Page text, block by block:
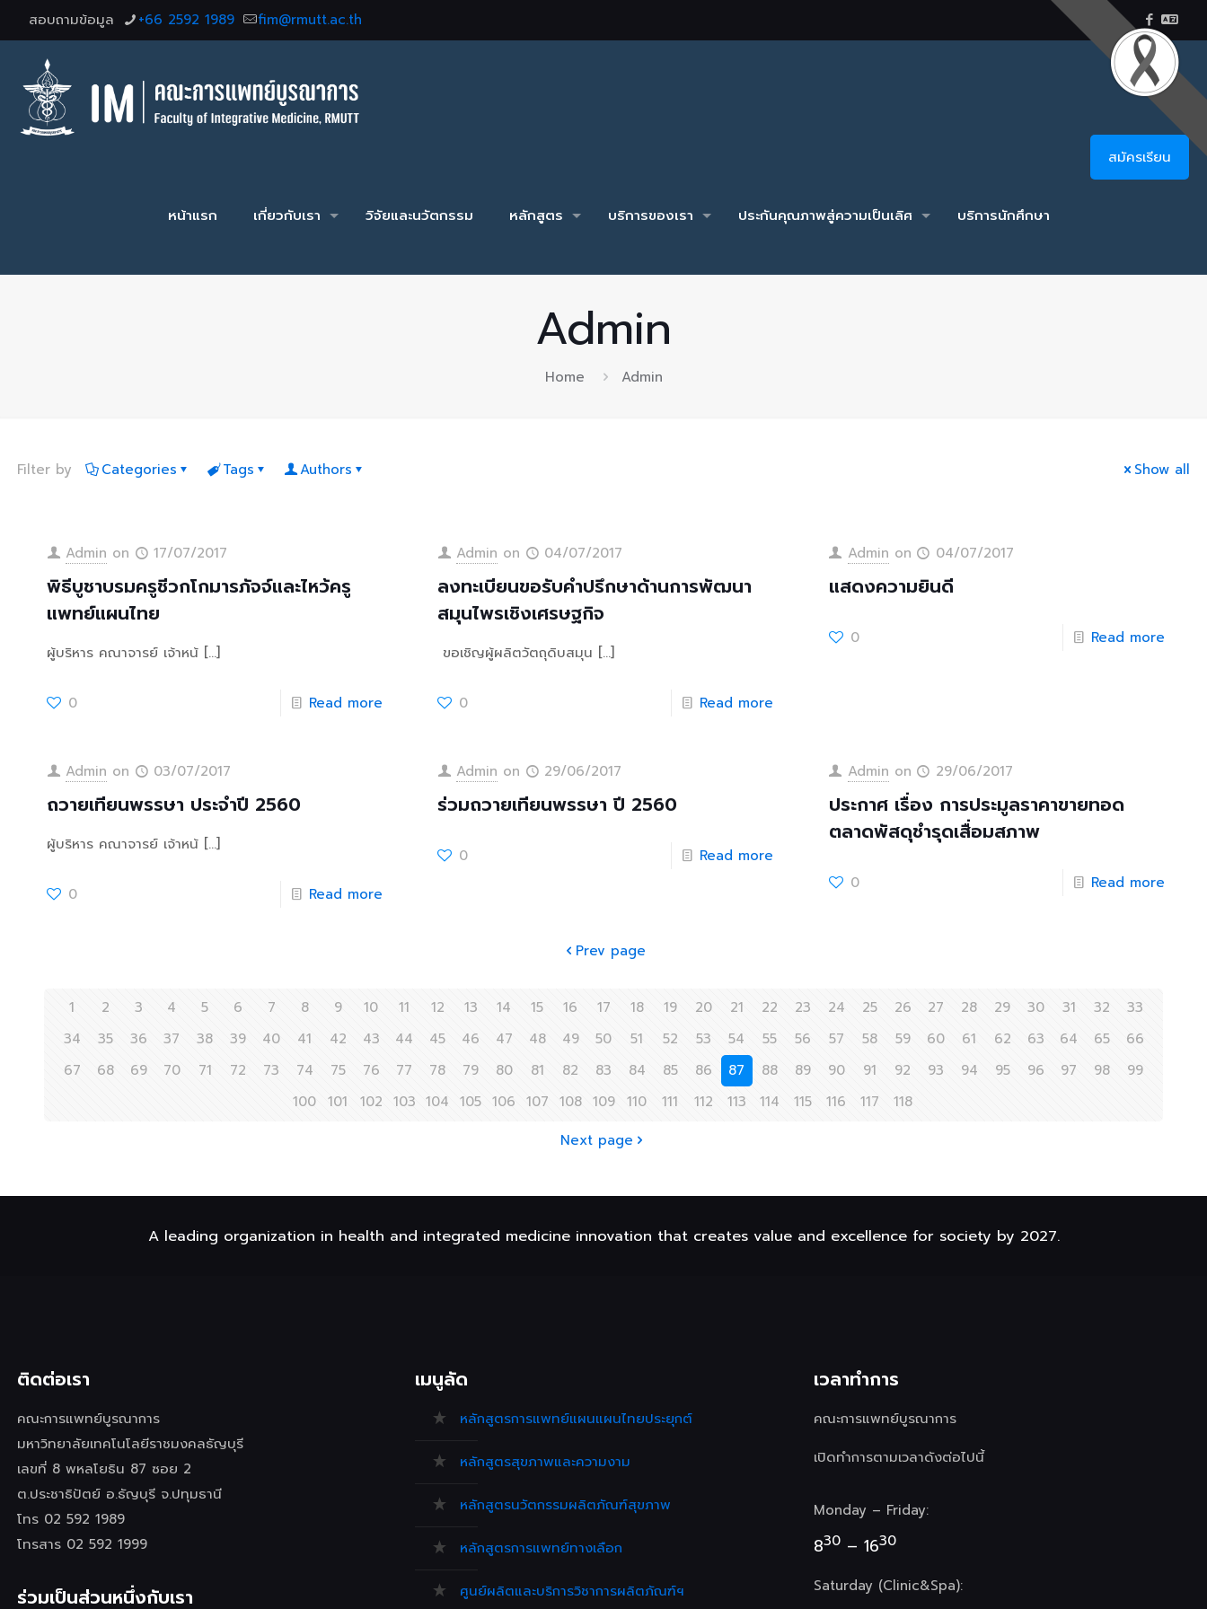
สอบถามข้อมูล +66 2592 1989 fim@rmutt.ac.th
หน้าแรก เกี่ยวกับเรา วิจัยและนวัตกรรม หลักสูตร บริการของเรา ประกันคุณภาพสู่ความเป็นเลิศ บริการนักศึกษา
สมัครเรียน
Admin
Home Admin
Filter by Categories Tags Authors Show all
Admin on 17/07/2017
พิธีบูชาบรมครูชีวกโกมารภัจจ์และไหว้ครู
แพทย์แผนไทย
ผู้บริหาร คณาจารย์ เจ้าหน้ […]
0 Read more
Admin on 04/07/2017
ลงทะเบียนขอรับคำปรึกษาด้านการพัฒนา
สมุนไพรเชิงเศรษฐกิจ
ขอเชิญผู้ผลิตวัตถุดิบสมุน […]
0 Read more
Admin on 04/07/2017
แสดงความยินดี
0 Read more
Admin on 03/07/2017
ถวายเทียนพรรษา ประจำปี 2560
ผู้บริหาร คณาจารย์ เจ้าหน้ […]
0 Read more
Admin on 29/06/2017
ร่วมถวายเทียนพรรษา ปี 2560
0 Read more
Admin on 29/06/2017
ประกาศ เรื่อง การประมูลราคาขายทอด
ตลาดพัสดุชำรุดเสื่อมสภาพ
0 Read more
Prev page
1 2 3 4 5 6 7 8 9 10 11 12 13 14 15 16 17 18 19 20 21 22 23 24 25 26 27 28 29 30 31 32
33
34
35 36 37 38 39 40 41 42 43 44 45 46 47 48 49 50 51 52 53 54 55 56 57 58 59 60 61 62 63 64 65
66
67
68 69 70 71 72 73 74 75 76 77 78 79 80 81 82 83 84 85 86 87 88 89 90 91 92 93 94 95 96 97 98
99
100 101 102 103 104 105 106 107 108 109 110 111 112 113 114 115 116 117
118
Next page
A leading organization in health and integrated medicine innovation that creates value and excellence for society by 2027.
ติดต่อเรา
คณะการแพทย์บูรณาการ
มหาวิทยาลัยเทคโนโลยีราชมงคลธัญบุรี
เลขที่ 8 พหลโยธิน 87 ซอย 2
ต.ประชาธิปัตย์ อ.ธัญบุรี จ.ปทุมธานี
โทร 02 592 1989
โทรสาร 02 592 1999
ร่วมเป็นส่วนหนึ่งกับเรา
เมนูลัด
หลักสูตรการแพทย์แผนแผนไทยประยุกต์
หลักสูตรสุขภาพและความงาม
หลักสูตรนวัตกรรมผลิตภัณฑ์สุขภาพ
หลักสูตรการแพทย์ทางเลือก
ศูนย์ผลิตและบริการวิชาการผลิตภัณฑ์ฯ
เวลาทำการ
คณะการแพทย์บูรณาการ
เปิดทำการตามเวลาดังต่อไปนี้
Monday – Friday:
830– 1630
Saturday (Clinic&Spa):